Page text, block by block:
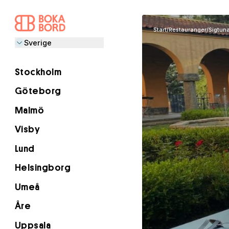
Sverige
Stockholm
Göteborg
Malmö
Visby
Lund
Helsingborg
Umeå
Åre
Uppsala
Start/Restauranger/